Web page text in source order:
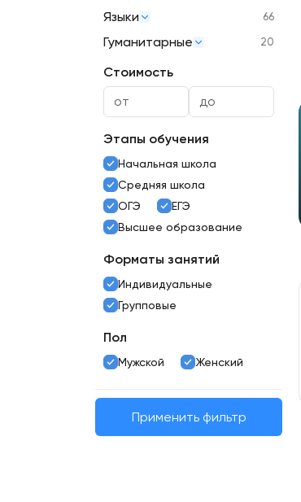
Языки 66
Гуманитарные 20
Стоимость
Этапы обучения
Начальная школа
Средняя школа
ОГЭ
ЕГЭ
Высшее образование
Форматы занятий
Индивидуальные
Групповые
Пол
Мужской Женский
Применить фильтр